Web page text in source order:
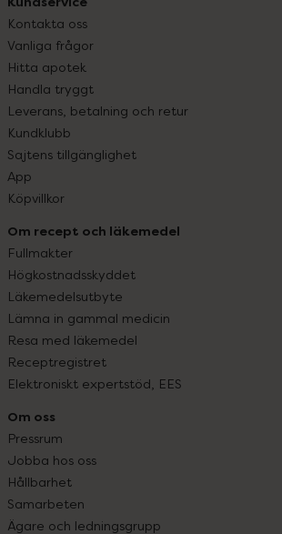
Kontakta oss
Vanliga frågor
Hitta apotek
Handla tryggt
Leverans, betalning och retur
Kundklubb
Sajtens tillgänglighet
App
Köpvillkor
Om recept och läkemedel
Fullmakter
Högkostnadsskyddet
Läkemedelsutbyte
Lämna in gammal medicin
Resa med läkemedel
Receptregistret
Elektroniskt expertstöd, EES
Om oss
Pressrum
Jobba hos oss
Hållbarhet
Samarbeten
Ägare och ledningsgrupp